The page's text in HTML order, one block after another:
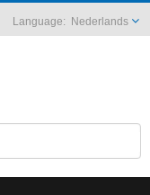
Nederlands